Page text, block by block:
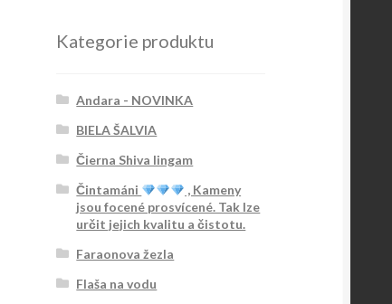
Kategorie produktu
Andara - NOVINKA
BIELA ŠALVIA
Čierna Shiva lingam
Čintamáni
, Kameny
jsou focené prosvícené. Tak lze
určit jejich kvalitu a čistotu.
Faraonova žezla
Flaša na vodu